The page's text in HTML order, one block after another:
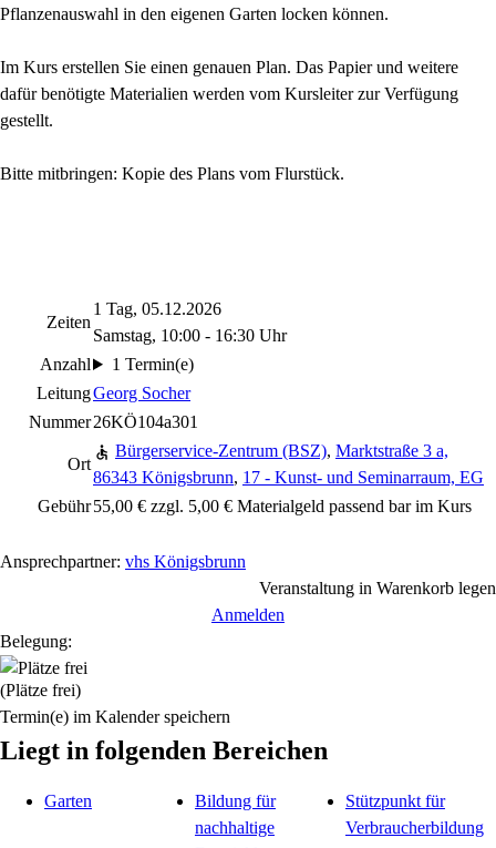
Pflanzenauswahl in den eigenen Garten locken können.
Im Kurs erstellen Sie einen genauen Plan. Das Papier und weitere
dafür benötigte Materialien werden vom Kursleiter zur Verfügung
gestellt.
Bitte mitbringen: Kopie des Plans vom Flurstück.
Zeiten
1 Tag, 05.12.2026
Samstag, 10:00 - 16:30 Uhr
Anzahl
1 Termin(e)
LeitungGeorg Socher
Nummer26KÖ104a301
Ort
Bürgerservice-Zentrum (BSZ), Marktstraße 3 a,
86343 Königsbrunn, 17 - Kunst- und Seminarraum, EG
Gebühr55,00 € zzgl. 5,00 € Materialgeld passend bar im Kurs
Ansprechpartner: vhs Königsbrunn
Veranstaltung in Warenkorb legen
Anmelden
Belegung:
(Plätze frei)
Termin(e) im Kalender speichern
Liegt in folgenden Bereichen
Garten
Bildung für
nachhaltige
Stützpunkt für
Verbraucherbildung